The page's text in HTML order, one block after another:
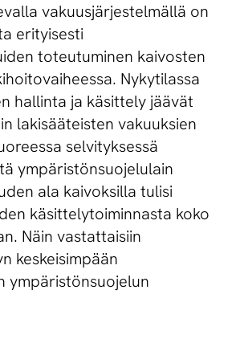
vakuusjärjestelmällä on
erityisesti
toteutuminen kaivosten
Nykytilassa
hallinta ja käsittely jäävät
lakisääteisten vakuuksien
selvityksessä
ympäristönsuojelulain
ala kaivoksilla tulisi
käsittelytoiminnasta koko
Näin vastattaisiin
keskeisimpään
ympäristönsuojelun